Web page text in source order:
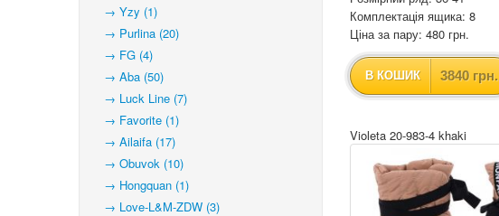
→ Yzy (1)
→ Purlina (20)
→ FG (4)
→ Aba (50)
→ Luck Line (7)
→ Favorite (1)
→ Ailaifa (17)
→ Obuvok (10)
→ Hongquan (1)
→ Love-L&M-ZDW (3)
Комплектація ящика: 8
Ціна за пару: 480 грн.
В КОШИК 3840 грн.
Violeta 20-983-4 khaki